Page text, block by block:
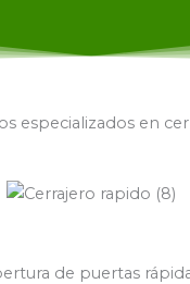
especializados en
de puertas